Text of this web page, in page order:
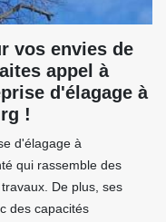
vos envies de
appel à
d'élagage à
!
d'élagage à
qui rassemble des
De plus, ses
des capacités